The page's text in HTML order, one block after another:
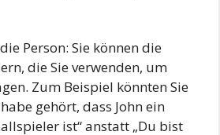
Person: Sie können die
die Sie verwenden, um
Zum Beispiel könnten Sie
gehört, dass John ein
ist“ anstatt „Du bist